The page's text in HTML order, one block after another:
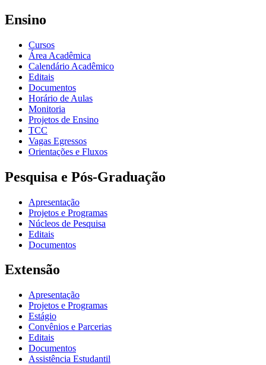
Ensino
Cursos
Área Acadêmica
Calendário Acadêmico
Editais
Documentos
Horário de Aulas
Monitoria
Projetos de Ensino
TCC
Vagas Egressos
Orientações e Fluxos
Pesquisa e Pós-Graduação
Apresentação
Projetos e Programas
Núcleos de Pesquisa
Editais
Documentos
Extensão
Apresentação
Projetos e Programas
Estágio
Convênios e Parcerias
Editais
Documentos
Assistência Estudantil